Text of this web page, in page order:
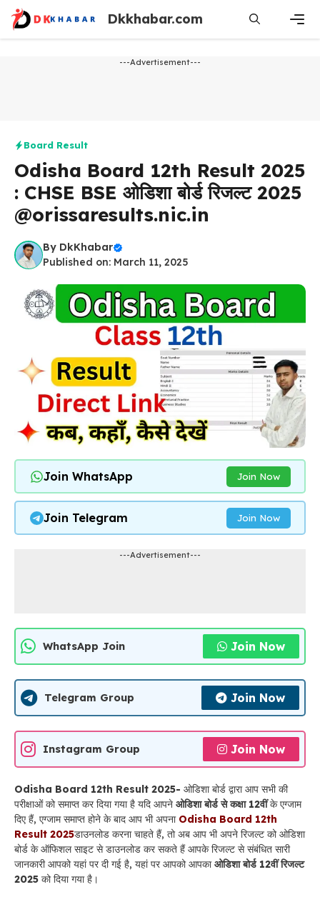
Skip
content
Dkkhabar.com
---Advertisement---
Board Result
Odisha Board 12th Result 2025
: CHSE BSE ओडिशा बोर्ड रिजल्ट 2025
@orissaresults.nic.in
By DkKhabar
Published on: March 11, 2025
Join WhatsApp Join Now
Join Telegram Join Now
---Advertisement---
WhatsApp Join Join Now
Telegram Group Join Now
Instagram Group Join Now
Odisha Board 12th Result 2025- ओडिशा बोर्ड द्वारा आप सभी की
परीक्षाओं को समाप्त कर दिया गया है यदि आपने ओडिशा बोर्ड से कक्षा 12वींके एग्जाम
दिए हैं, एग्जाम समाप्त होने के बाद आप भी अपना Odisha Board 12th
Result 2025डाउनलोड करना चाहते हैं, तो अब आप भी अपने रिजल्ट को ओडिशा
बोर्ड के ऑफिशल साइट से डाउनलोड कर सकते हैं आपके रिजल्ट से संबंधित सारी
जानकारी आपको यहां पर दी गई है, यहां पर आपको आपकाओडिशा बोर्ड 12वीं रिजल्ट
2025 को दिया गया है।